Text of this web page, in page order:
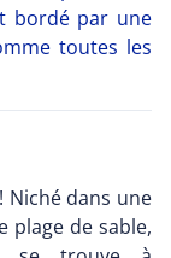
bordé par une
toutes les
Niché dans une
plage de sable,